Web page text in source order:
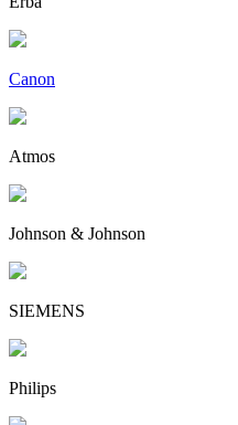
Canon
Atmos
Johnson & Johnson
SIEMENS
Philips